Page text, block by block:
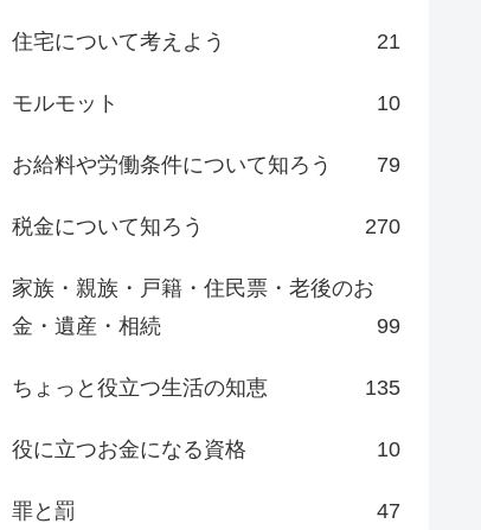
住宅について考えよう 21
モルモット 10
お給料や労働条件について知ろう 79
税金について知ろう 270
家族・親族・戸籍・住民票・老後のお
金・遺産・相続
99
ちょっと役立つ生活の知恵 135
役に立つお金になる資格 10
罪と罰 47